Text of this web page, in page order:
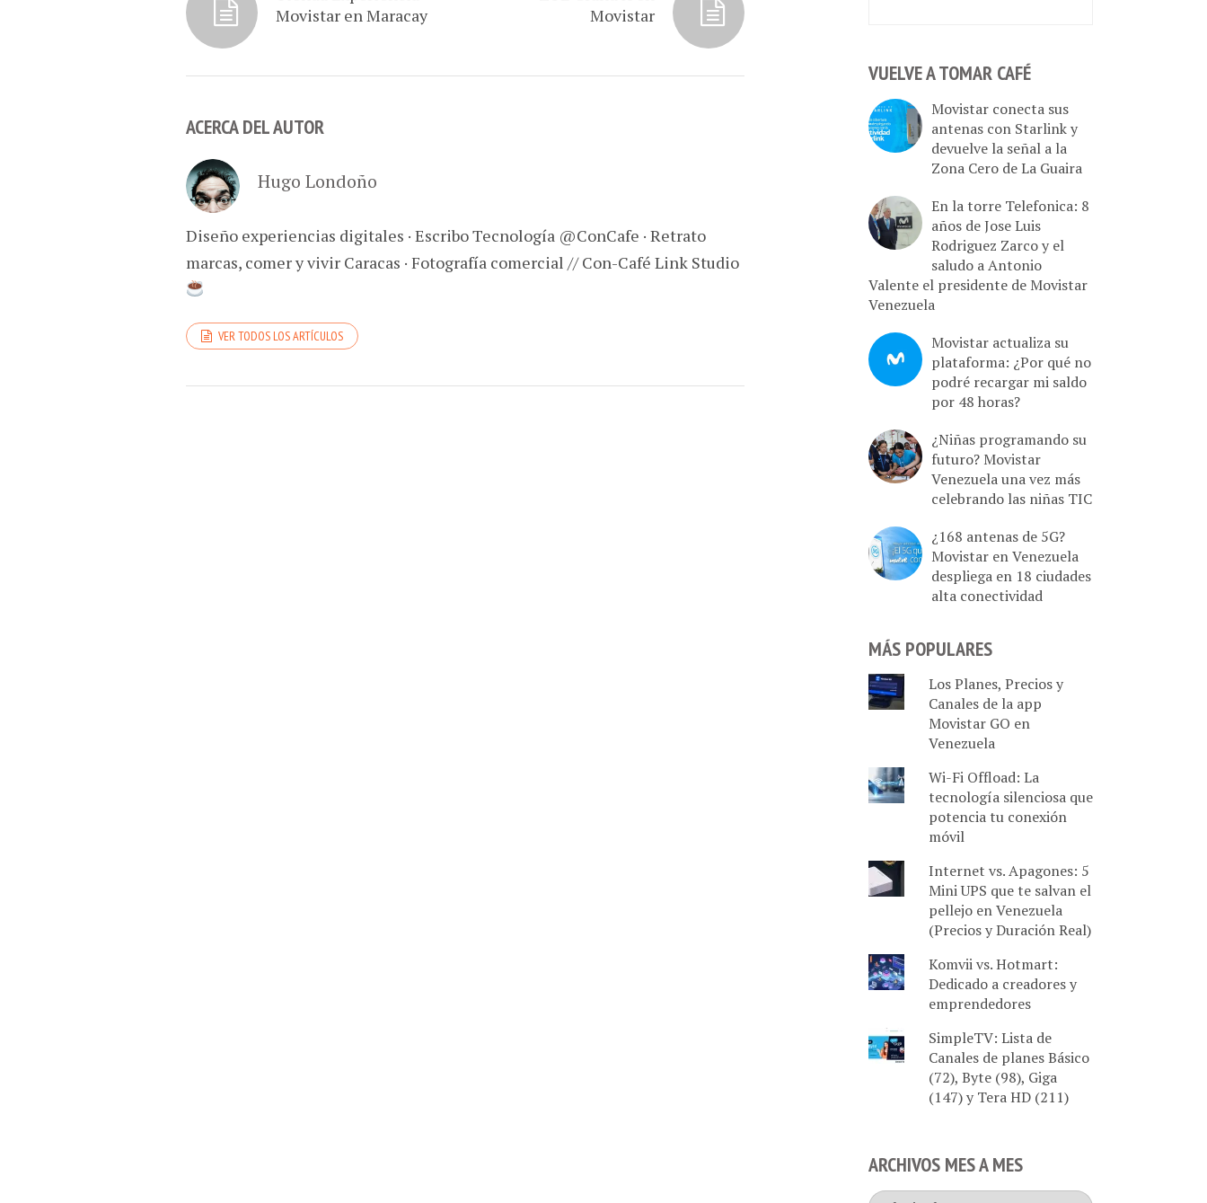
Movistar en Maracay
Movistar
ACERCA DEL AUTOR
Hugo Londoño
Diseño experiencias digitales · Escribo Tecnología @ConCafe · Retrato
marcas, comer y vivir Caracas · Fotografía comercial // Con-Café Link Studio
VER TODOS LOS ARTÍCULOS
VUELVE A TOMAR CAFÉ
Movistar conecta sus
antenas con Starlink y
devuelve la señal a la
Zona Cero de La Guaira
En la torre Telefonica: 8
años de Jose Luis
Rodriguez Zarco y el
saludo a Antonio
Valente el presidente de Movistar
Venezuela
Movistar actualiza su
plataforma: ¿Por qué no
podré recargar mi saldo
por 48 horas?
¿Niñas programando su
futuro? Movistar
Venezuela una vez más
celebrando las niñas TIC
¿168 antenas de 5G?
Movistar en Venezuela
despliega en 18 ciudades
alta conectividad
MÁS POPULARES
Los Planes, Precios y
Canales de la app
Movistar GO en
Venezuela
Wi-Fi Offload: La
tecnología silenciosa que
potencia tu conexión
móvil
Internet vs. Apagones: 5
Mini UPS que te salvan el
pellejo en Venezuela
(Precios y Duración Real)
Komvii vs. Hotmart:
Dedicado a creadores y
emprendedores
SimpleTV: Lista de
Canales de planes Básico
(72), Byte (98), Giga
(147) y Tera HD (211)
ARCHIVOS MES A MES
Archivos